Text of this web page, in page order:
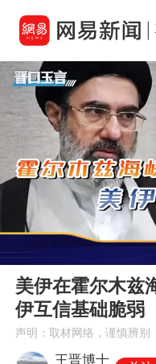
00:00
美伊在霍尔木兹
伊互信基础脆弱
声明：取材网络，谨慎辨别
王晋博士